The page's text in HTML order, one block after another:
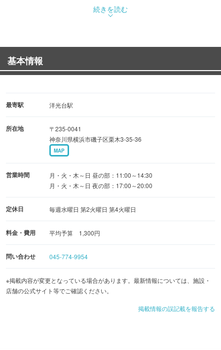
うどんセットがお客様に喜ばれています。是非御来店下さ
い。お待ち申し上げています。
続きを読む
基本情報
最寄駅 洋光台駅
所在地
〒235-0041
神奈川県横浜市磯子区栗木3-35-36
MAP
営業時間
月・火・木～日 昼の部：11:00～14:30
月・火・木～日 夜の部：17:00～20:00
定休日 毎週水曜日 第2火曜日 第4火曜日
料金・費用 平均予算 1,300円
問い合わせ 045-774-9954
※掲載内容が変更となっている場合があります。最新情報については、施設・
店舗の公式サイト等でご確認ください。
掲載情報の誤記載を報告する